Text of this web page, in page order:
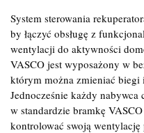
System sterowania
by łączyć obsługę z
wentylacji do aktywności
VASCO jest wyposażony w
którym można zmieniać biegi
Jednocześnie każdy nabywca
w standardzie bramkę
kontrolować swoją wentylację